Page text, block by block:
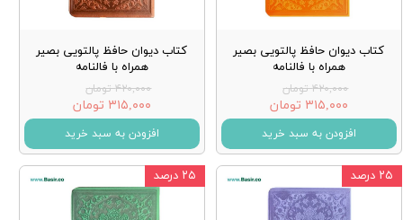
کتاب دیوان حافظ پالتویی بصیر
همراه با فالنامه
۴۲۰,۰۰۰ تومان
۳۱۵,۰۰۰ تومان
افزودن به سبد خرید
کتاب دیوان حافظ پالتویی بصیر
همراه با فالنامه
۴۲۰,۰۰۰ تومان
۳۱۵,۰۰۰ تومان
افزودن به سبد خرید
۲۵ درصد ۲۵ درصد